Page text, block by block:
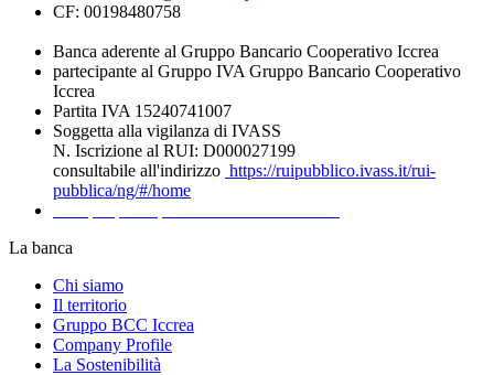
CF: 00198480758
Banca aderente al Gruppo Bancario Cooperativo Iccrea
partecipante al Gruppo IVA Gruppo Bancario Cooperativo
Iccrea
Partita IVA 15240741007
Soggetta alla vigilanza di IVASS
N. Iscrizione al RUI: D000027199
consultabile all'indirizzo https://ruipubblico.ivass.it/rui-
pubblica/ng/#/home
La banca
Chi siamo
Il territorio
Gruppo BCC Iccrea
Company Profile
La Sostenibilità